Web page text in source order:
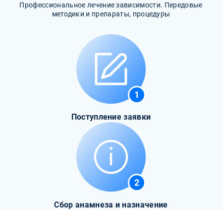
Профессиональное лечение зависимости. Передовые
методики и препараты, процедуры
1
Поступление заявки
2
Сбор анамнеза и назначение